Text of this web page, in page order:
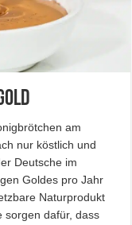
am
nur köstlich und
Deutsche im
Goldes pro Jahr
Naturprodukt
sorgen dafür, dass